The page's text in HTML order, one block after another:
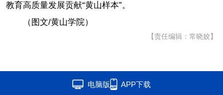
教育高质量发展贡献“黄山样本”。
（图文/黄山学院）
【责任编辑：常晓姣】
电脑版 APP下载